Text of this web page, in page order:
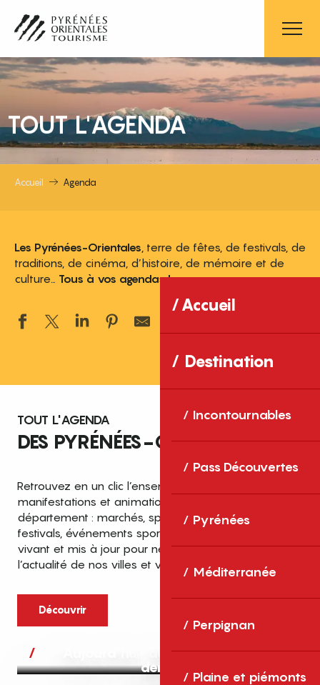
contenu
principal
Accueil
Destination
Incontournables
Pass Découvertes
Pyrénées
Méditerranée
Perpignan
Plaine et piémonts
TOUT L'AGENDA
Accueil Agenda
Les Pyrénées-Orientales , terre de fêtes, de festivals, de
traditions, de cinéma, d’histoire, de mémoire et de
culture… Tous à vos agendas !
TOUT L'AGENDA
DES PYRÉNÉES-ORIENTALES
Retrouvez en un clic l’ensemble des fêtes,
manifestations et animations recensées dans le
département : marchés, spectacles, expositions,
festivals, événements sportifs et culturels… un agenda
vivant et mis à jour pour ne rien manquer de
l’actualité de nos villes et villages.
Découvrir
Aujourd’hui, demain et après-
demain